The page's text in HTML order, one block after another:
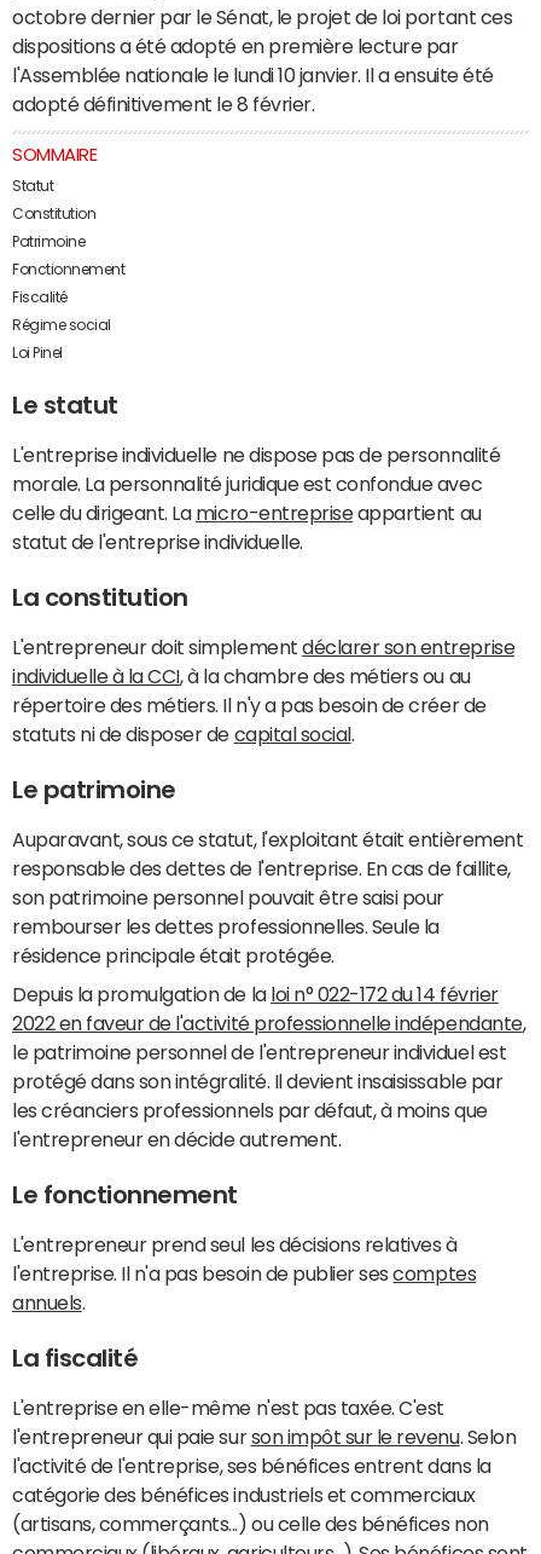
octobre dernier par le Sénat, le projet de loi portant ces
dispositions a été adopté en première lecture par
l'Assemblée nationale le lundi 10 janvier. Il a ensuite été
adopté définitivement le 8 février.
SOMMAIRE
Statut
Constitution
Patrimoine
Fonctionnement
Fiscalité
Régime social
Loi Pinel
Le statut
L'entreprise individuelle ne dispose pas de personnalité
morale. La personnalité juridique est confondue avec
celle du dirigeant. La micro-entrepriseappartient au
statut de l'entreprise individuelle.
La constitution
L'entrepreneur doit simplementdéclarer son entreprise
individuelle à la CCI, à la chambre des métiers ou au
répertoire des métiers. Il n'y a pas besoin de créer de
statuts ni de disposer de capital social
Le patrimoine
Auparavant, sous ce statut, l'exploitant était entièrement
responsable des dettes de l'entreprise. En cas de faillite,
son patrimoine personnel pouvait être saisi pour
rembourser les dettes professionnelles. Seule la
résidence principale était protégée.
Depuis la promulgation de la loi n° 022-172 du 14 février
2022 en faveur de l'activité professionnelle indépendante,
le patrimoine personnel de l'entrepreneur individuel est
protégé dans son intégralité. Il devient insaisissable par
les créanciers professionnels par défaut, à moins que
l'entrepreneur en décide autrement.
Le fonctionnement
L'entrepreneur prend seul les décisions relatives à
l'entreprise. Il n'a pas besoin de publier sescomptes
annuels
La fiscalité
L'entreprise en elle-même n'est pas taxée. C'est
l'entrepreneur qui paie surson impôt sur le revenu. Selon
l'activité de l'entreprise, ses bénéfices entrent dans la
catégorie des bénéfices industriels et commerciaux
(artisans, commerçants...) ou celle des bénéfices non